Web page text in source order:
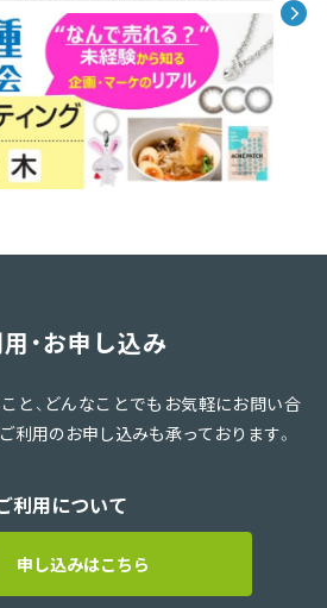
・お申し込み
と、どんなことでもお気軽にお問い合
利用のお申し込みも承っております。
利用について
申し込みはこちら